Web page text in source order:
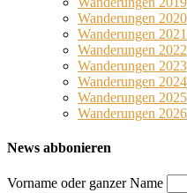
Wanderungen 2020
Wanderungen 2021
Wanderungen 2022
Wanderungen 2023
Wanderungen 2024
Wanderungen 2025
Wanderungen 2026
News abbonieren
Vorname oder ganzer Name